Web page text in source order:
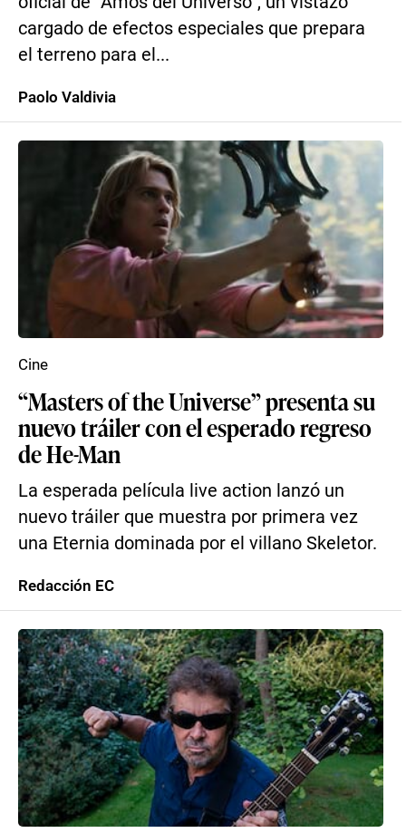
cargado de efectos especiales que prepara
el terreno para el...
Paolo Valdivia
“Masters of the Universe” presenta su
nuevo tráiler con el esperado regreso
de He-Man
La esperada película live action lanzó un
nuevo tráiler que muestra por primera vez
una Eternia dominada por el villano Skeletor.
Cine
Redacción EC